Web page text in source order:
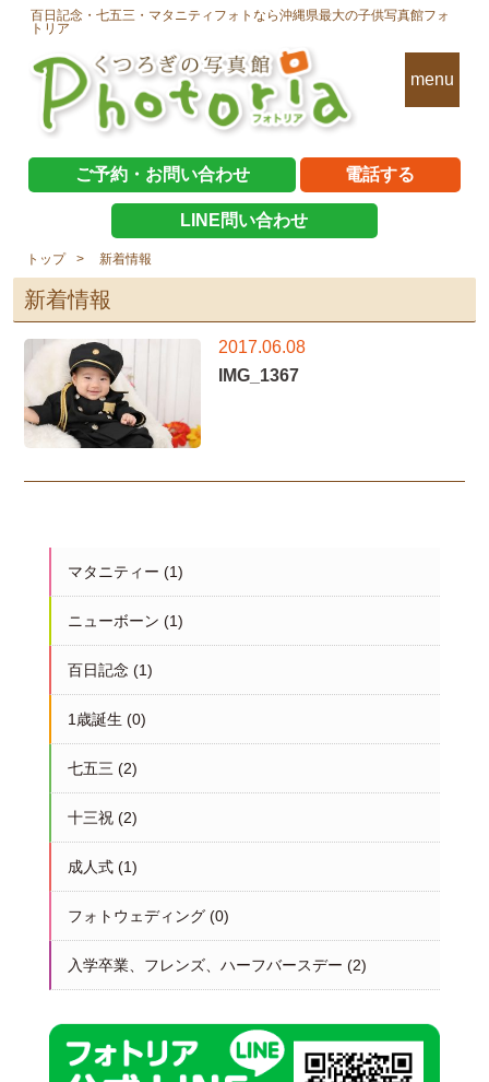
百日記念・七五三・マタニティフォトなら沖縄県最大の子供写真館フォ
トリア
menu
ご予約・お問い合わせ 電話する
LINE問い合わせ
トップ 新着情報
新着情報
2017.06.08
IMG_1367
マタニティー (1)
ニューボーン (1)
百日記念 (1)
1歳誕生 (0)
七五三 (2)
十三祝(2)
成人式(1)
フォトウェディング(0)
入学卒業、フレンズ、ハーフバースデー (2)